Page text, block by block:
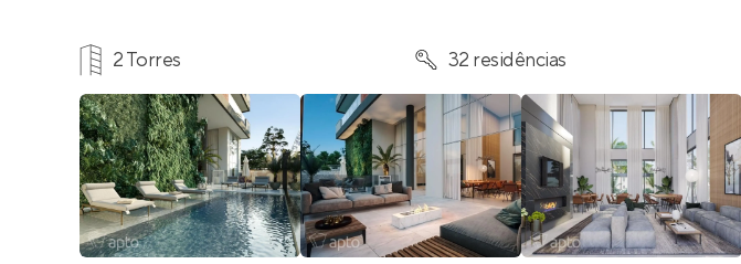
2 Torres 32 residências